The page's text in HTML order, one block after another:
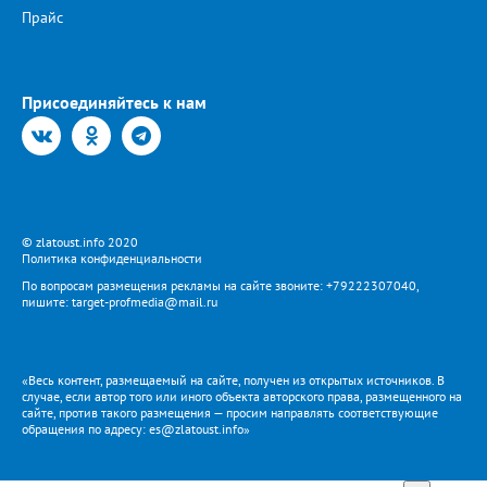
Прайс
Присоединяйтесь к нам
© zlatoust.info 2020
Политика конфиденциальности
По вопросам размещения рекламы на сайте звоните: +79222307040,
пишите: target-profmedia@mail.ru
«Весь контент, размещаемый на сайте, получен из открытых источников. В
случае, если автор того или иного объекта авторского права, размещенного на
сайте, против такого размещения — просим направлять соответствующие
обращения по адресу: es@zlatoust.info»